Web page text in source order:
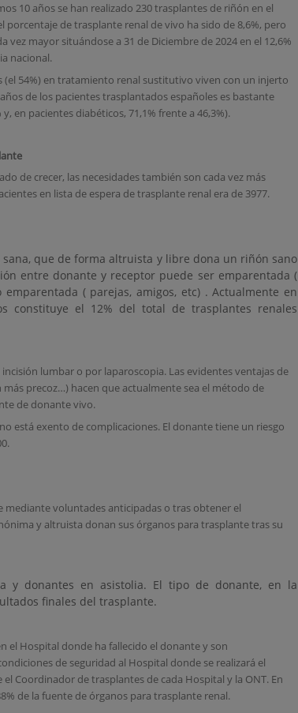
10 años se han realizado 230 trasplantes de riñón en el
porcentaje de trasplante renal de vivo ha sido de 8,6%, pero
vez mayor situándose a 31 de Diciembre de 2024 en el 12,6%
nacional.
(el 54%) en tratamiento renal sustitutivo viven con un injerto
de los pacientes trasplantados españoles es bastante
en pacientes diabéticos, 71,1% frente a 46,3%).
de crecer, las necesidades también son cada vez más
en lista de espera de trasplante renal era de 3977.
sana, que de forma altruista y libre dona un riñón sano
entre donante y receptor puede ser emparentada (
( parejas, amigos, etc) . Actualmente en
constituye el 12% del total de trasplantes renales
lumbar o por laparoscopia. Las evidentes ventajas de
más precoz…) hacen que actualmente sea el método de
de donante vivo.
está exento de complicaciones. El donante tiene un riesgo
voluntades anticipadas o tras obtener el
y altruista donan sus órganos para trasplante tras su
y donantes en asistolia. El tipo de donante, en la
finales del trasplante.
el Hospital donde ha fallecido el donante y son
de seguridad al Hospital donde se realizará el
Coordinador de trasplantes de cada Hospital y la ONT. En
de la fuente de órganos para trasplante renal.